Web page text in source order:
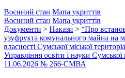
Воєнний стан Мапа укриттів
Воєнний стан Мапа укриттів
Документи > Накази > “Про
узуфрукта комунального майна на
власності Сумської міської
Управління освіти і науки Сумської
11.06.2026 № 266-СМВА